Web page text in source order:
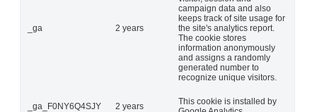
_ga 2 years
campaign data and also
keeps track of site usage for
the site's analytics report.
The cookie stores
information anonymously
and assigns a randomly
generated number to
recognize unique visitors.
_ga_F0NY6Q4SJY 2 years
This cookie is installed by